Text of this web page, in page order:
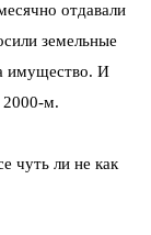
отдавали
земельные
имущество. И
2000-м.
чуть ли не как